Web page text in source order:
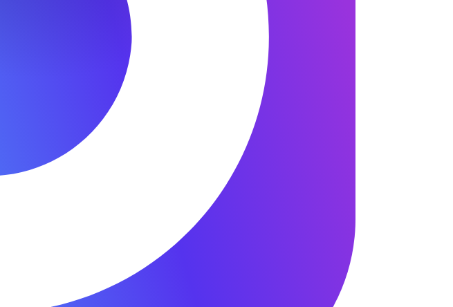
ознакомления в течение 5 минут!
в течение 5 минут.